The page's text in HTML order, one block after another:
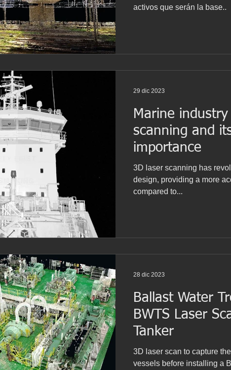
activos que serán la base..
Marine
scanning and
importance
3D laser scanning has
design, providing a more
compared to...
29 dic 2023
Ballast Water
BWTS Laser Scanning on LPG
Tanker
3D laser scan to capture
vessels before installing a
28 dic 2023